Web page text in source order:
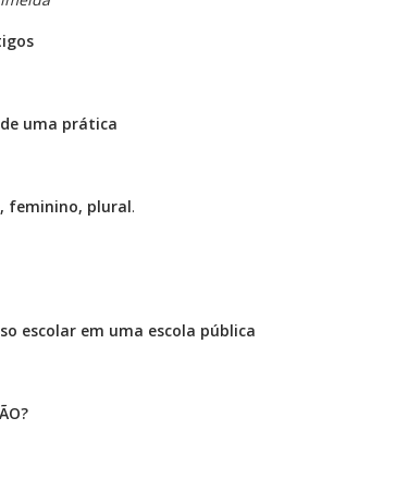
uma prática
feminino, plural.
escolar em uma escola pública